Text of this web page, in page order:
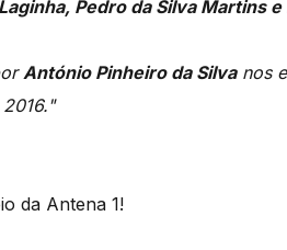
Pedro da Silva Martins
António Pinheiro da Silvanos
da Antena 1!